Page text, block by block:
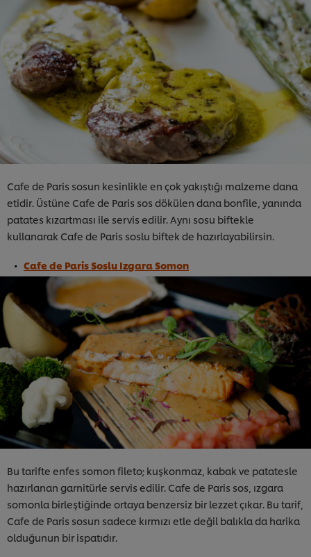
Cafe de Paris sosun kesinlikle en çok yakıştığı malzeme dana
etidir. Üstüne Cafe de Paris sos dökülen dana bonfile, yanında
patates kızartması ile servis edilir. Aynı sosu biftekle
kullanarak Cafe de Paris soslu biftek de hazırlayabilirsin.
Cafe de Paris Soslu Izgara Somon
Bu tarifte enfes somon fileto; kuşkonmaz, kabak ve patatesle
hazırlanan garnitürle servis edilir. Cafe de Paris sos, ızgara
somonla birleştiğinde ortaya benzersiz bir lezzet çıkar. Bu tarif,
Cafe de Paris sosun sadece kırmızı etle değil balıkla da harika
olduğunun bir ispatıdır.